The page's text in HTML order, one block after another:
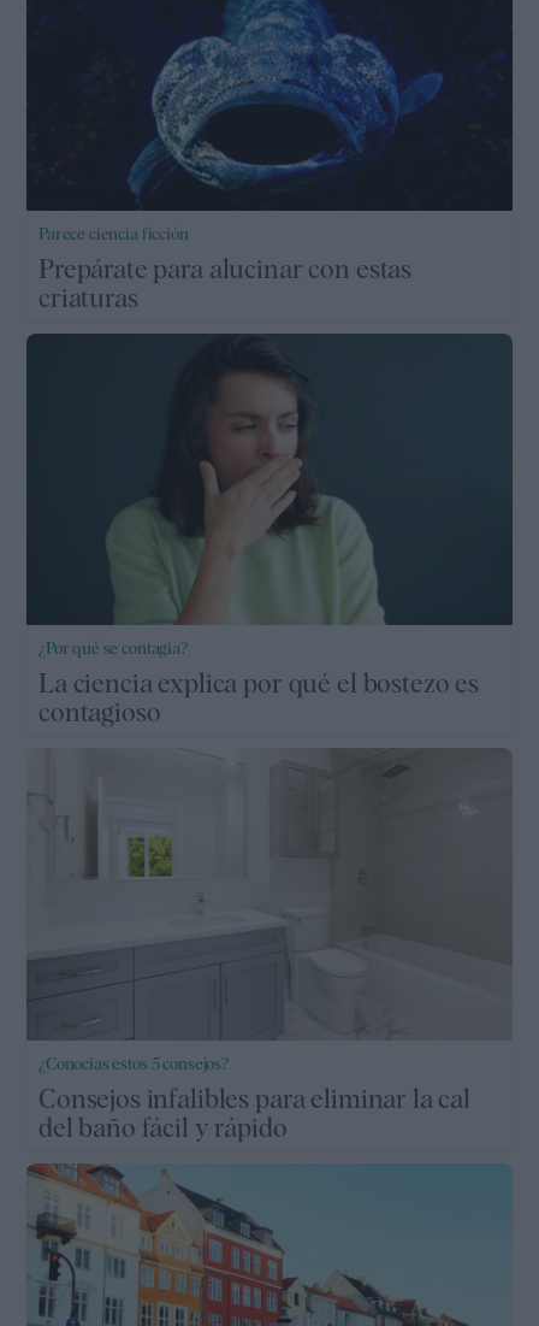
Parece ciencia ficción
Prepárate para alucinar con estas
criaturas
¿Por qué se contagia?
La ciencia explica por qué el bostezo es
contagioso
¿Conocías estos 5 consejos?
Consejos infalibles para eliminar la cal
del baño fácil y rápido